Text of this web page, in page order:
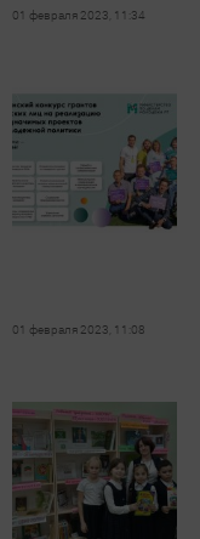
01 февраля 2023, 11:34
01 февраля 2023, 11:08